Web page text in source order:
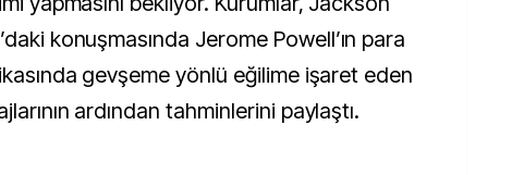
konuşmasında Jerome Powell’ın para
gevşeme yönlü eğilime işaret eden
ardından tahminlerini paylaştı.